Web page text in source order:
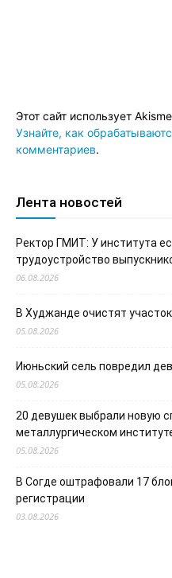
Этот сайт использует
Узнайте, как
комментариев.
Лента новостей
Ректор ГМИТ: У института
трудоустройство
06.08.2026
В Худжанде очистят
05.08.2026
Июньский сель повредил
05.08.2026
20 девушек выбрали новую
металлургическом
05.08.2026
В Согде оштрафовали 17
регистрации
03.08.2026